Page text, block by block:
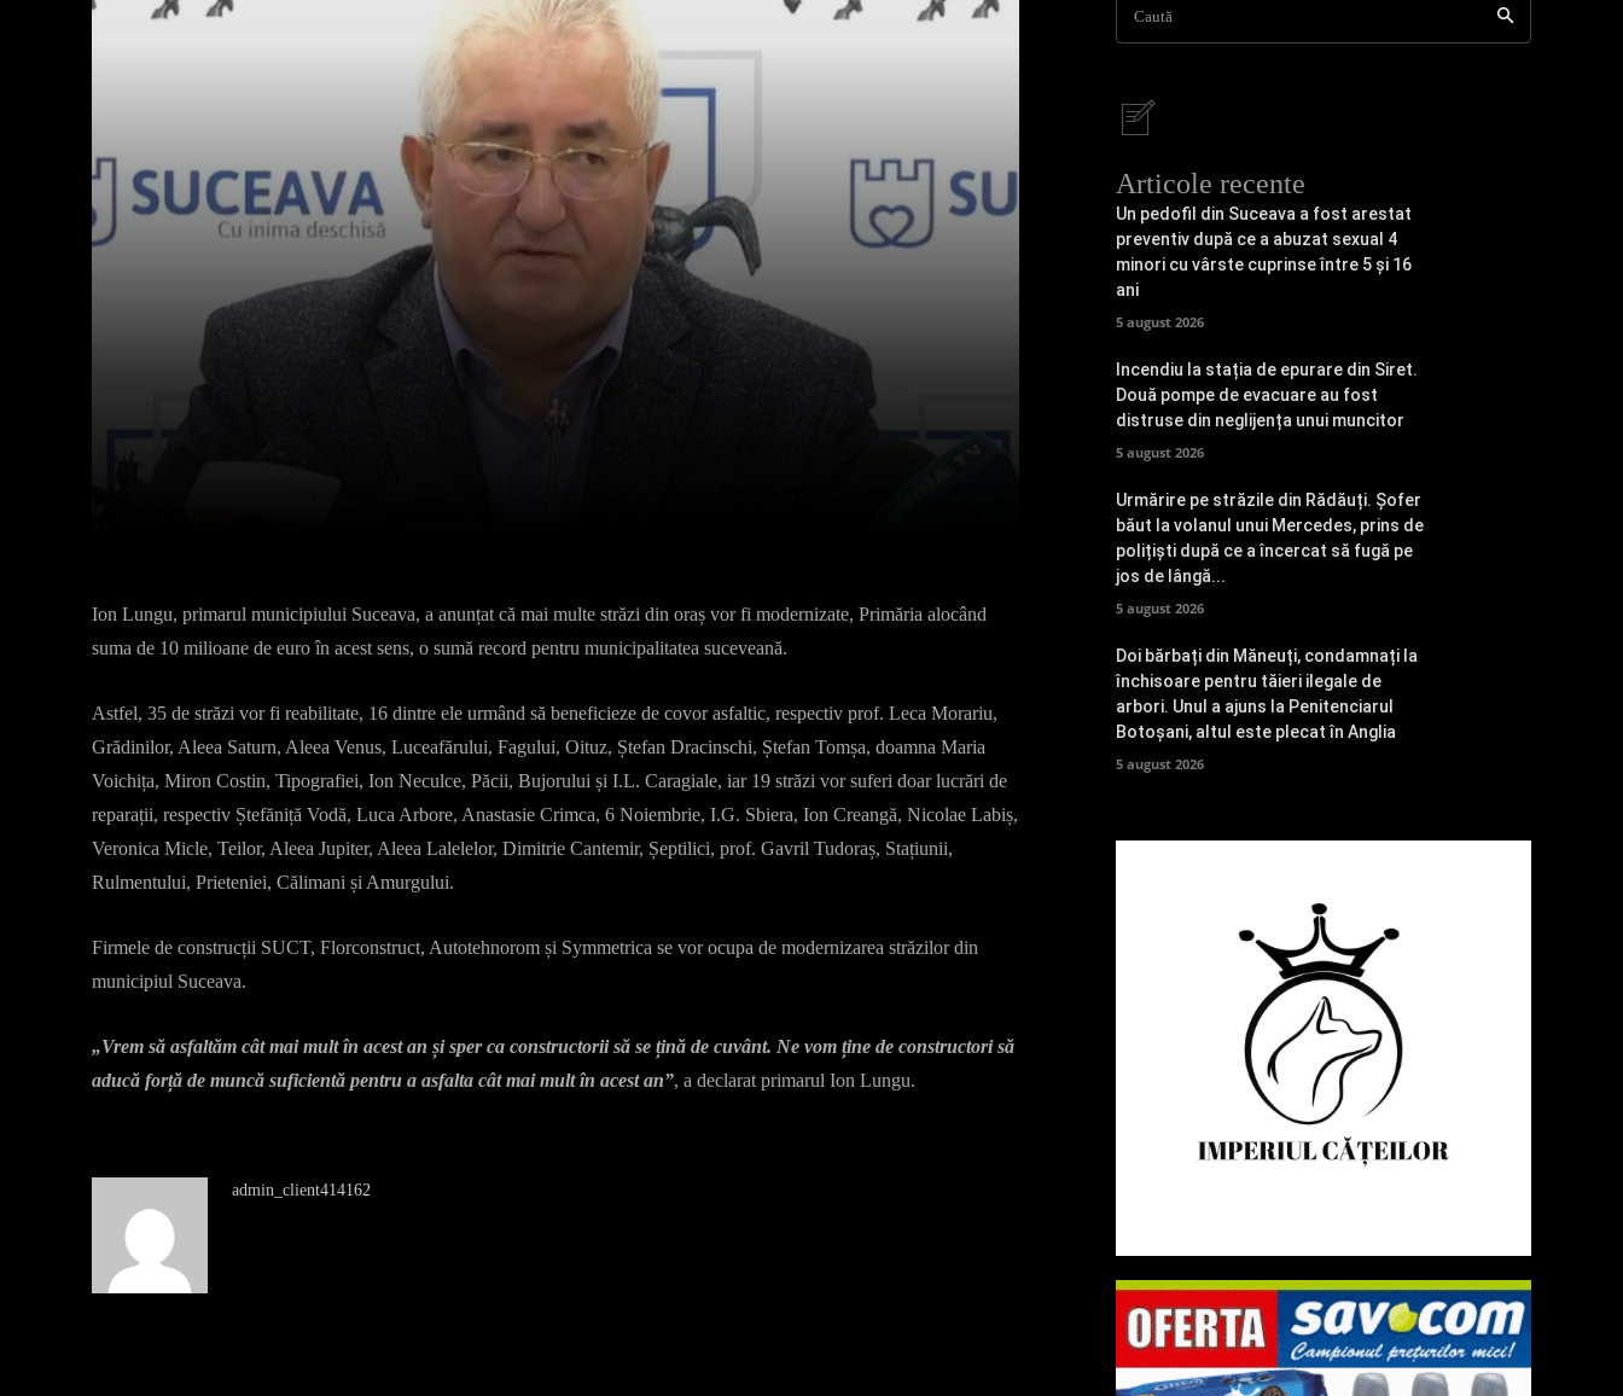
Ion Lungu, primarul municipiului Suceava, a anunțat că mai multe străzi din oraș vor fi modernizate, Primăria alocând
suma de 10 milioane de euro în acest sens, o sumă record pentru municipalitatea suceveană.
Astfel, 35 de străzi vor fi reabilitate, 16 dintre ele urmând să beneficieze de covor asfaltic, respectiv prof. Leca Morariu,
Grădinilor, Aleea Saturn, Aleea Venus, Luceafărului, Fagului, Oituz, Ștefan Dracinschi, Ștefan Tomșa, doamna Maria
Voichița, Miron Costin, Tipografiei, Ion Neculce, Păcii, Bujorului și I.L. Caragiale, iar 19 străzi vor suferi doar lucrări de
reparații, respectiv Ștefăniță Vodă, Luca Arbore, Anastasie Crimca, 6 Noiembrie, I.G. Sbiera, Ion Creangă, Nicolae Labiș,
Veronica Micle, Teilor, Aleea Jupiter, Aleea Lalelelor, Dimitrie Cantemir, Șeptilici, prof. Gavril Tudoraș, Stațiunii,
Rulmentului, Prieteniei, Călimani și Amurgului.
Firmele de construcții SUCT, Florconstruct, Autotehnorom și Symmetrica se vor ocupa de modernizarea străzilor din
municipiul Suceava.
„Vrem să asfaltăm cât mai mult în acest an și sper ca constructorii să se țină de cuvânt. Ne vom ține de constructori să
aducă forță de muncă suficientă pentru a asfalta cât mai mult în acest an”, a declarat primarul Ion Lungu.
admin_client414162
Caută
Articole recente
Un pedofil din Suceava a fost arestat
preventiv după ce a abuzat sexual 4
minori cu vârste cuprinse între 5 și 16
ani
5 august 2026
Incendiu la stația de epurare din Siret.
Două pompe de evacuare au fost
distruse din neglijența unui muncitor
5 august 2026
Urmărire pe străzile din Rădăuți. Șofer
băut la volanul unui Mercedes, prins de
polițiști după ce a încercat să fugă pe
jos de lângă...
5 august 2026
Doi bărbați din Măneuți, condamnați la
închisoare pentru tăieri ilegale de
arbori. Unul a ajuns la Penitenciarul
Botoșani, altul este plecat în Anglia
5 august 2026